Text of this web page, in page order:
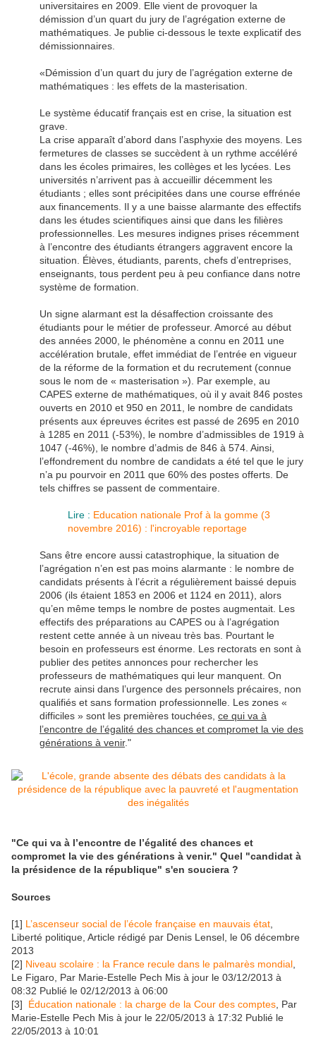
universitaires en 2009. Elle vient de provoquer la
démission d’un quart du jury de l’agrégation externe de
mathématiques. Je publie ci-dessous le texte explicatif des
démissionnaires.
«Démission d’un quart du jury de l’agrégation externe de
mathématiques : les effets de la masterisation.
Le système éducatif français est en crise, la situation est
grave.
La crise apparaît d’abord dans l’asphyxie des moyens. Les
fermetures de classes se succèdent à un rythme accéléré
dans les écoles primaires, les collèges et les lycées. Les
universités n’arrivent pas à accueillir décemment les
étudiants ; elles sont précipitées dans une course effrénée
aux financements. Il y a une baisse alarmante des effectifs
dans les études scientifiques ainsi que dans les filières
professionnelles. Les mesures indignes prises récemment
à l’encontre des étudiants étrangers aggravent encore la
situation. Élèves, étudiants, parents, chefs d’entreprises,
enseignants, tous perdent peu à peu confiance dans notre
système de formation.
Un signe alarmant est la désaffection croissante des
étudiants pour le métier de professeur. Amorcé au début
des années 2000, le phénomène a connu en 2011 une
accélération brutale, effet immédiat de l’entrée en vigueur
de la réforme de la formation et du recrutement (connue
sous le nom de « masterisation »). Par exemple, au
CAPES externe de mathématiques, où il y avait 846 postes
ouverts en 2010 et 950 en 2011, le nombre de candidats
présents aux épreuves écrites est passé de 2695 en 2010
à 1285 en 2011 (-53%), le nombre d’admissibles de 1919 à
1047 (-46%), le nombre d’admis de 846 à 574. Ainsi,
l’effondrement du nombre de candidats a été tel que le jury
n’a pu pourvoir en 2011 que 60% des postes offerts. De
tels chiffres se passent de commentaire.
Lire : Education nationale Prof à la gomme (3
novembre 2016) : l'incroyable reportage
Sans être encore aussi catastrophique, la situation de
l’agrégation n’en est pas moins alarmante : le nombre de
candidats présents à l’écrit a régulièrement baissé depuis
2006 (ils étaient 1853 en 2006 et 1124 en 2011), alors
qu’en même temps le nombre de postes augmentait. Les
effectifs des préparations au CAPES ou à l’agrégation
restent cette année à un niveau très bas. Pourtant le
besoin en professeurs est énorme. Les rectorats en sont à
publier des petites annonces pour rechercher les
professeurs de mathématiques qui leur manquent. On
recrute ainsi dans l’urgence des personnels précaires, non
qualifiés et sans formation professionnelle. Les zones «
difficiles » sont les premières touchées, ce qui va à
l’encontre de l’égalité des chances et compromet la vie des
générations à venir."
"Ce qui va à l’encontre de l’égalité des chances et
compromet la vie des générations à venir." Quel "candidat à
la présidence de la république" s'en souciera ?
Sources
[1] L’ascenseur social de l’école française en mauvais état
Liberté politique, Article rédigé par Denis Lensel, le 06 décembre
2013
[2] Niveau scolaire : la France recule dans le palmarès mondial
Le Figaro, Par Marie-Estelle Pech Mis à jour le 03/12/2013 à
08:32 Publié le 02/12/2013 à 06:00
[3] Éducation nationale : la charge de la Cour des comptes , Par
Marie-Estelle Pech Mis à jour le 22/05/2013 à 17:32 Publié le
22/05/2013 à 10:01